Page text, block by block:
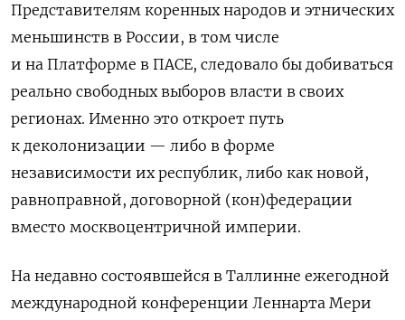
Представителям коренных народов и этнических
меньшинств в России, в том числе
и на Платформе в ПАСЕ, следовало бы добиваться
реально свободных выборов власти в своих
регионах. Именно это откроет путь
к деколонизации — либо в форме
независимости их республик, либо как новой,
равноправной, договорной (кон)федерации
вместо москвоцентричной империи.
На недавно состоявшейся в Таллинне ежегодной
международной конференции Леннарта Мери